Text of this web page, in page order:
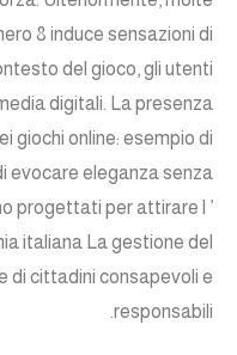
8 induce sensazioni di
del gioco, gli utenti
digitali. La presenza
giochi online: esempio di
evocare eleganza senza
progettati per attirare l ’
italiana La gestione del
di cittadini consapevoli e
responsabili.